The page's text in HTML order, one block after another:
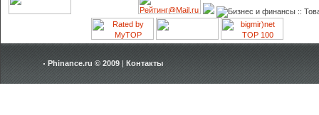
Phinance.ru © 2009 | Контакты